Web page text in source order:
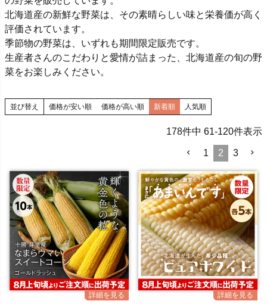
北海道産の新鮮な野菜は、その素晴らしい味と栄養価が高く
評価されています。
季節物の野菜は、いずれも期間限定販売です。
生産者さんのこだわりと愛情が詰まった、北海道産の旬の野
菜をお楽しみください。
並び替え 価格が安い順 価格が高い順 新着順 人気順
178件中 61-120件表示
1 2 3